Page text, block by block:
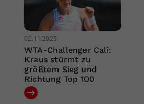
02.11.2025
WTA-Challenger Cali:
Kraus stürmt zu
größtem Sieg und
Richtung Top 100